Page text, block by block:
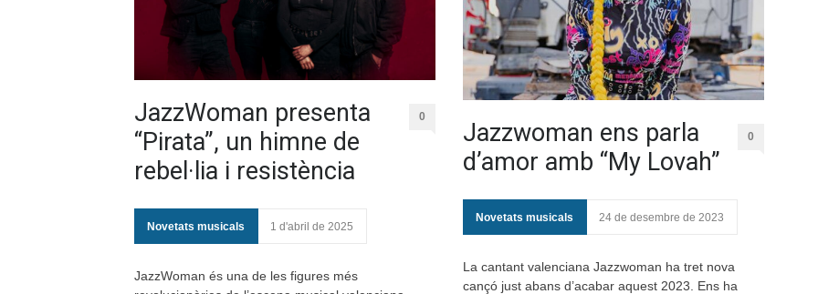
JazzWoman presenta
“Pirata”, un himne de
rebel·lia i resistència
0
Novetats musicals 1 d'abril de 2025
JazzWoman és una de les figures més
Jazzwoman ens parla
d’amor amb “My Lovah”
0
Novetats musicals 24 de desembre de 2023
La cantant valenciana Jazzwoman ha tret nova
cançó just abans d’acabar aquest 2023. Ens ha